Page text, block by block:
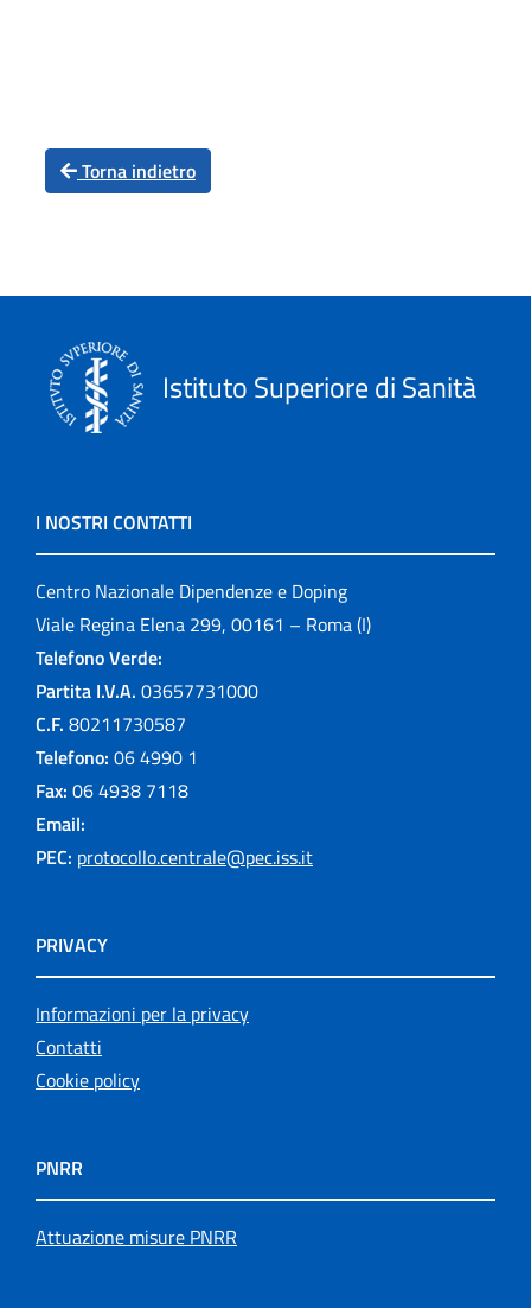
Torna indietro
Istituto Superiore di Sanità
I NOSTRI CONTATTI
Centro Nazionale Dipendenze e Doping
Viale Regina Elena 299, 00161 – Roma (I)
Telefono Verde:
Partita I.V.A. 03657731000
C.F. 80211730587
Telefono: 06 4990 1
Fax: 06 4938 7118
Email:
PEC: protocollo.centrale@pec.iss.it
PRIVACY
Informazioni per la privacy
Contatti
Cookie policy
PNRR
Attuazione misure PNRR